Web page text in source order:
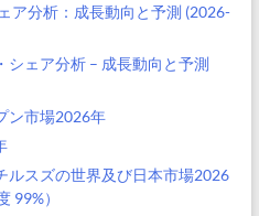
ア分析：成長動向と予測 (2026-
ェア分析 – 成長動向と予測
ン市場2026年
ルスズの世界及び日本市場2026
99%）